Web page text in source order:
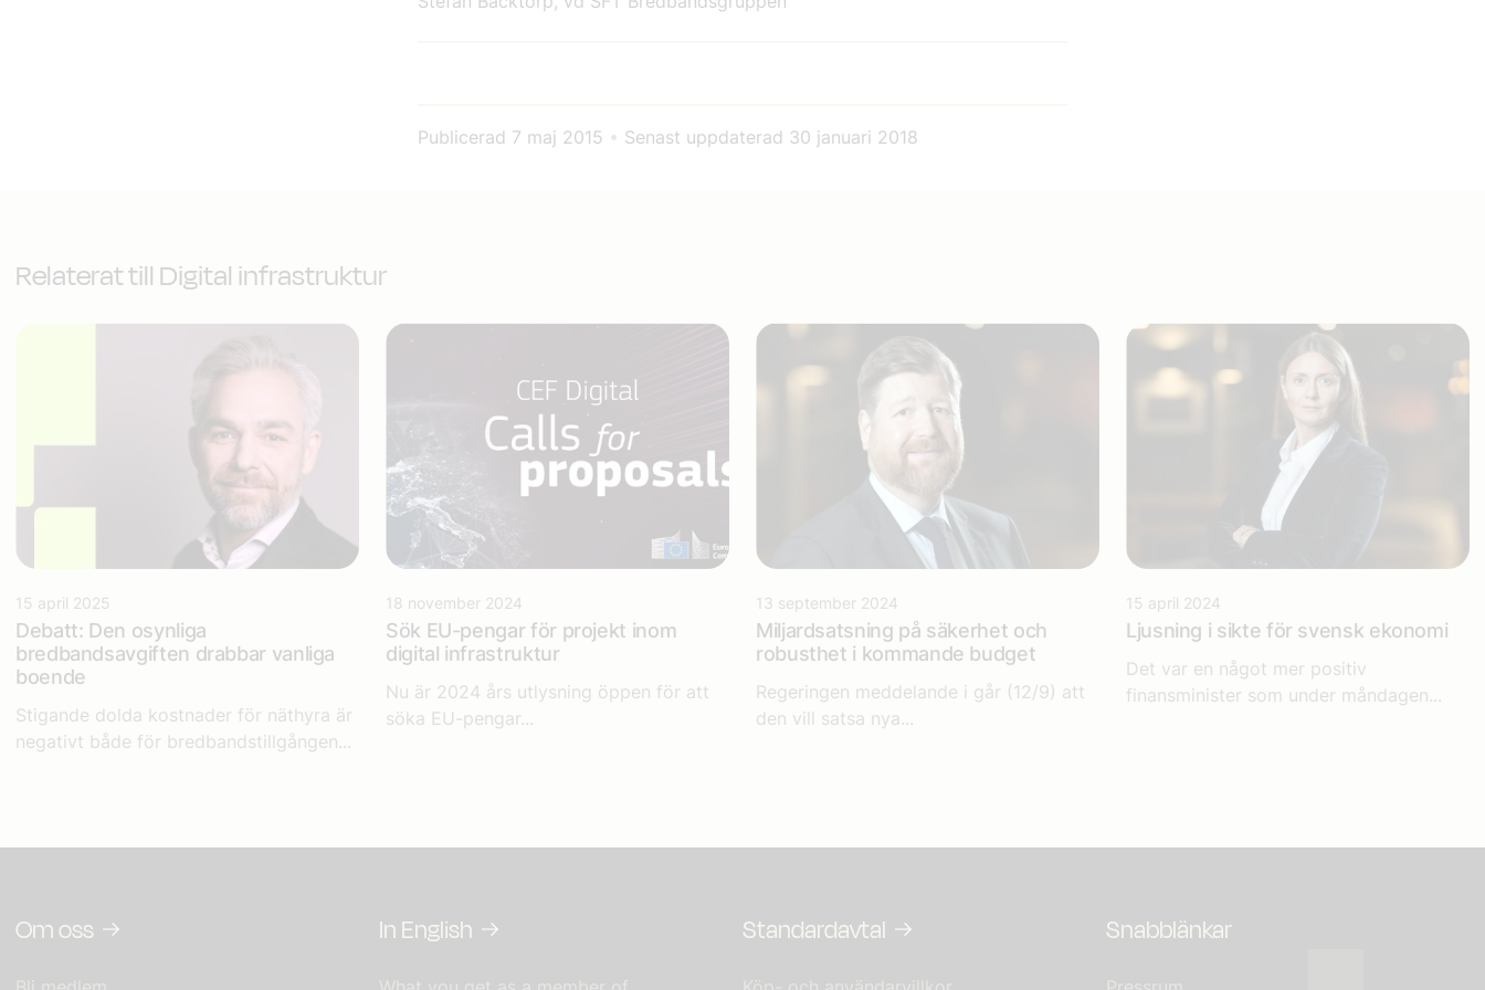
Publicerad 7 maj 2015 • Senast uppdaterad 30 januari 2018
Relaterat till Digital infrastruktur
15 april 2025
Debatt: Den osynliga
bredbandsavgiften drabbar vanliga
boende
Stigande dolda kostnader för näthyra är
negativt både för bredbandstillgången...
18 november 2024
Sök EU-pengar för projekt inom
digital infrastruktur
Nu är 2024 års utlysning öppen för att
söka EU-pengar...
13 september 2024
Miljardsatsning på säkerhet och
robusthet i kommande budget
Regeringen meddelande i går (12/9) att
den vill satsa nya...
15 april 2024
Ljusning i sikte för svensk ekonomi
Det var en något mer positiv
finansminister som under måndagen...
Om oss In English Standardavtal Snabblänkar